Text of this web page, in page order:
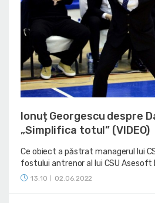
Ionuț Georgescu despre
„Simplifica totul” (VIDEO)
Ce obiect a păstrat managerul lui
fostului antrenor al lui CSU Asesoft
13:10 02.06.2022